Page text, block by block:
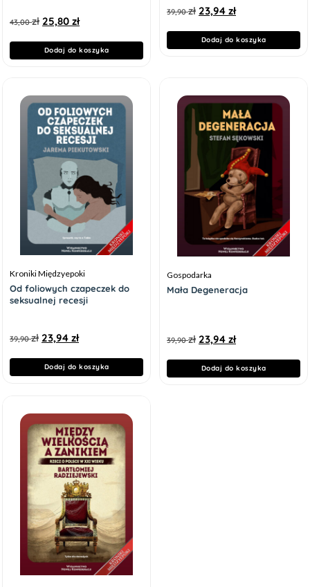
43,00zł 25,80 zł
Dodaj do koszyka
39,90zł 23,94 zł
Dodaj do koszyka
Kroniki Międzyepoki
Od foliowych czapeczek do
seksualnej recesji
39,90zł 23,94 zł
Dodaj do koszyka
Gospodarka
Mała Degeneracja
39,90zł 23,94 zł
Dodaj do koszyka